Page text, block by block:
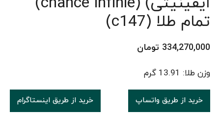
تمام طلا (c147)
334,270,000 تومان
وزن طلا: 13.91 گرم
خرید از طریق واتساپ خرید از طریق اینستاگرام